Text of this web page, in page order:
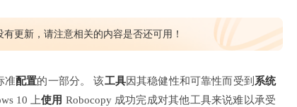
有更新，请注意相关的内容是否还可用！
准配置的一部分。 该工具因其稳健性和可靠性而受到 系统
10 上使用 Robocopy 成功完成对其他工具来说难以承受